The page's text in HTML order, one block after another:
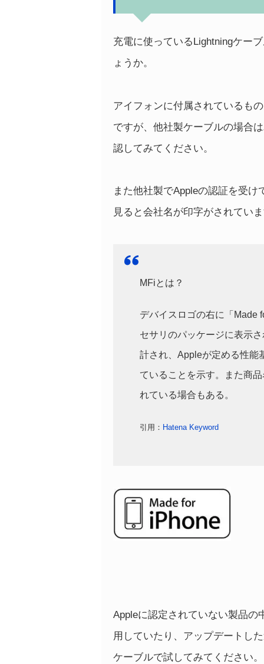
充電に使っているLightningケー
ょうか。
アイフォンに付属されているも
ですが、他社製ケーブルの場合
認してみてください。
また他社製でAppleの認証を受
見ると会社名が印字がされてい
MFiとは？
デバイスロゴの右に「Made
セサリのパッケージに表示
計され、Appleが定める性能
ていることを示す。また商
れている場合もある。
引用： Hatena Keyword
Appleに認定されていない製品の
用していたり、アップデートし
ケーブルで試してみてください。